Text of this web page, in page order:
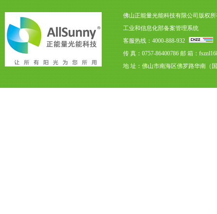
佛山正能量光能科技有限公司版权
工业和信息化部备案管理系统
客服热线：4000-888-932
传 真：0757-86400786 邮 箱：
地 址：佛山市南海区佛罗路华南（